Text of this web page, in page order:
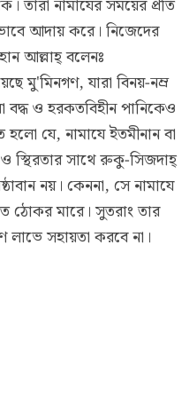
তারা নামাযের সময়ের প্রতি
আদায় করে। নিজেদের
আল্লাহ্ বলেনঃ
মু'মিনগণ, যারা বিনয়-নম্র
ও হরকতবিহীন পানিকেও
হলো যে, নামাযে ইতমীনান বা
ও স্থিরতার সাথে রুকু-সিজদাহ্
নয়। কেননা, সে নামাযে
ঠোকর মারে। সুতরাং তার
লাভে সহায়তা করবে না।